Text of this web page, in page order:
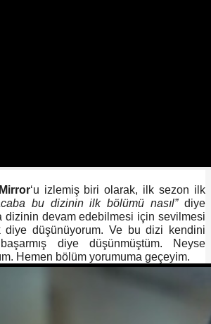
‘u izlemiş biri olarak, ilk sezon ilk
bu dizinin ilk bölümü nasıl”diye
dizinin devam edebilmesi için sevilmesi
diye düşünüyorum. Ve bu dizi kendini
diye düşünmüştüm. Neyse
Hemen bölüm yorumuma geçeyim.